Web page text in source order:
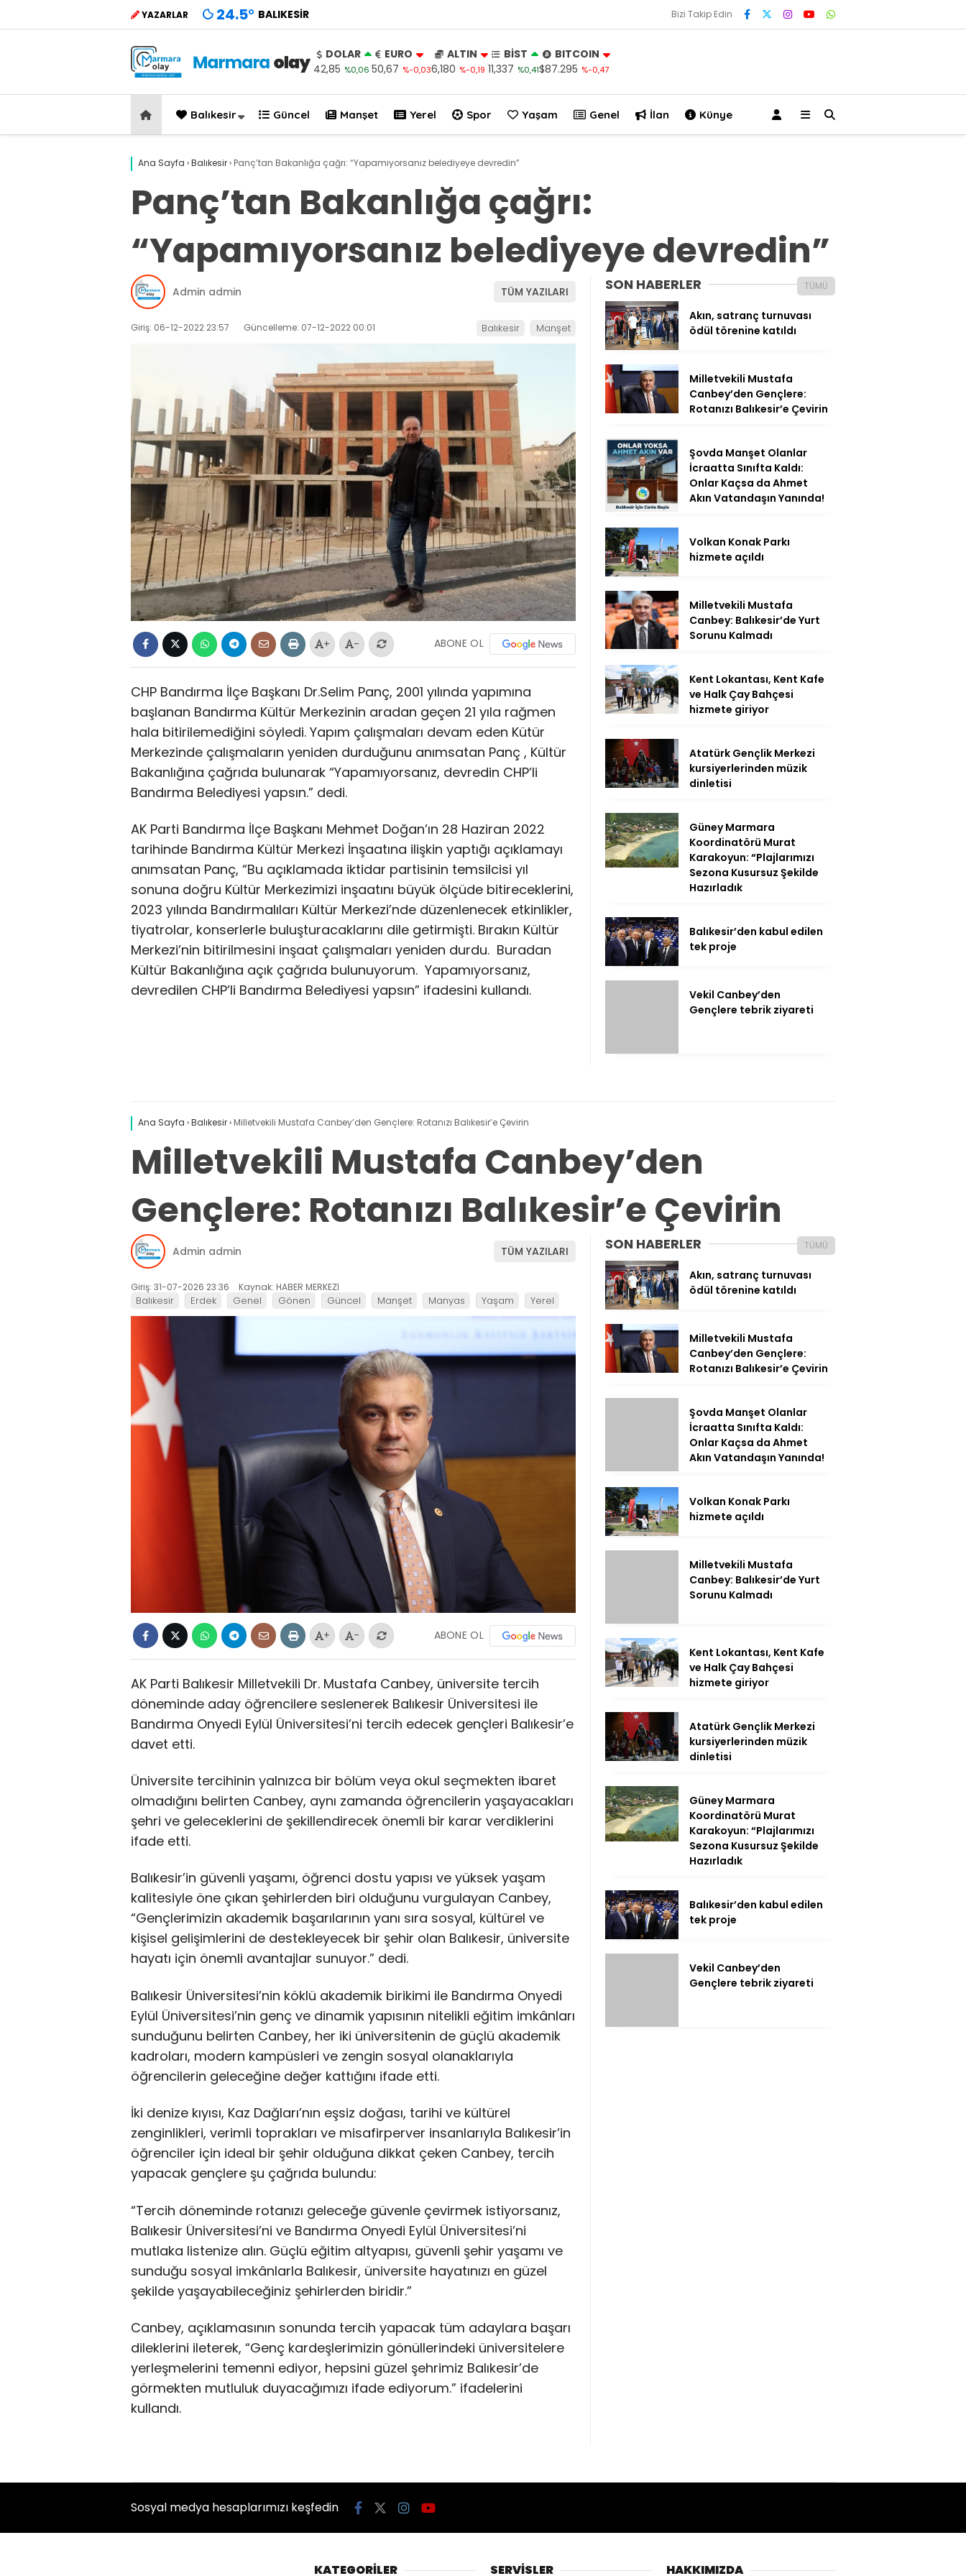
YAZARLAR 24.5° BALIKESIR Bizi Takip Edin
DOLAR
42,85 %0,06
EURO
50,67 %-0,03
ALTIN
6,180 %-0,19
BİST
11,337 %0,41
BITCOIN
$87.295 %-0,47
Balıkesir Güncel Manşet Yerel Spor Yaşam Genel İlan Künye
Ana Sayfa ›Balıkesir› Panç’tan Bakanlığa çağrı: “Yapamıyorsanız belediyeye devredin”
Panç’tan Bakanlığa çağrı:
“Yapamıyorsanız belediyeye devredin”
Admin admin TÜM YAZILARI
Giriş: 06-12-2022 23:57 Güncelleme: 07-12-2022 00:01 Balıkesir Manşet
+ - ABONE OL
CHP Bandırma İlçe Başkanı Dr.Selim Panç, 2001 yılında yapımına
başlanan Bandırma Kültür Merkezinin aradan geçen 21 yıla rağmen
hala bitirilemediğini söyledi. Yapım çalışmaları devam eden Kütür
Merkezinde çalışmaların yeniden durduğunu anımsatan Panç , Kültür
Bakanlığına çağrıda bulunarak “Yapamıyorsanız, devredin CHP’li
Bandırma Belediyesi yapsın.” dedi.
AK Parti Bandırma İlçe Başkanı Mehmet Doğan’ın 28 Haziran 2022
tarihinde Bandırma Kültür Merkezi İnşaatına ilişkin yaptığı açıklamayı
anımsatan Panç, “Bu açıklamada iktidar partisinin temsilcisi yıl
sonuna doğru Kültür Merkezimizi inşaatını büyük ölçüde bitireceklerini,
2023 yılında Bandırmalıları Kültür Merkezi’nde düzenlenecek etkinlikler,
tiyatrolar, konserlerle buluşturacaklarını dile getirmişti. Bırakın Kültür
Merkezi’nin bitirilmesini inşaat çalışmaları yeniden durdu. Buradan
Kültür Bakanlığına açık çağrıda bulunuyorum. Yapamıyorsanız,
devredilen CHP’li Bandırma Belediyesi yapsın” ifadesini kullandı.
SON HABERLER TÜMÜ
Akın, satranç turnuvası
ödül törenine katıldı
Milletvekili Mustafa
Canbey’den Gençlere:
Rotanızı Balıkesir’e Çevirin
Şovda Manşet Olanlar
İcraatta Sınıfta Kaldı:
Onlar Kaçsa da Ahmet
Akın Vatandaşın Yanında!
Volkan Konak Parkı
hizmete açıldı
Milletvekili Mustafa
Canbey: Balıkesir’de Yurt
Sorunu Kalmadı
Kent Lokantası, Kent Kafe
ve Halk Çay Bahçesi
hizmete giriyor
Atatürk Gençlik Merkezi
kursiyerlerinden müzik
dinletisi
Güney Marmara
Koordinatörü Murat
Karakoyun: “Plajlarımızı
Sezona Kusursuz Şekilde
Hazırladık
Balıkesir’den kabul edilen
tek proje
Vekil Canbey’den
Gençlere tebrik ziyareti
Ana Sayfa ›Balıkesir› Milletvekili Mustafa Canbey’den Gençlere: Rotanızı Balıkesir’e Çevirin
Milletvekili Mustafa Canbey’den
Gençlere: Rotanızı Balıkesir’e Çevirin
Admin admin TÜM YAZILARI
Giriş: 31-07-2026 23:36 Kaynak: HABER MERKEZİ
Balıkesir Erdek Genel Gönen Güncel Manşet Manyas Yaşam Yerel
+ - ABONE OL
AK Parti Balıkesir Milletvekili Dr. Mustafa Canbey, üniversite tercih
döneminde aday öğrencilere seslenerek Balıkesir Üniversitesi ile
Bandırma Onyedi Eylül Üniversitesi’ni tercih edecek gençleri Balıkesir’e
davet etti.
Üniversite tercihinin yalnızca bir bölüm veya okul seçmekten ibaret
olmadığını belirten Canbey, aynı zamanda öğrencilerin yaşayacakları
şehri ve geleceklerini de şekillendirecek önemli bir karar verdiklerini
ifade etti.
Balıkesir’in güvenli yaşamı, öğrenci dostu yapısı ve yüksek yaşam
kalitesiyle öne çıkan şehirlerden biri olduğunu vurgulayan Canbey,
“Gençlerimizin akademik başarılarının yanı sıra sosyal, kültürel ve
kişisel gelişimlerini de destekleyecek bir şehir olan Balıkesir, üniversite
hayatı için önemli avantajlar sunuyor.” dedi.
Balıkesir Üniversitesi’nin köklü akademik birikimi ile Bandırma Onyedi
Eylül Üniversitesi’nin genç ve dinamik yapısının nitelikli eğitim imkânları
sunduğunu belirten Canbey, her iki üniversitenin de güçlü akademik
kadroları, modern kampüsleri ve zengin sosyal olanaklarıyla
öğrencilerin geleceğine değer kattığını ifade etti.
İki denize kıyısı, Kaz Dağları’nın eşsiz doğası, tarihi ve kültürel
zenginlikleri, verimli toprakları ve misafirperver insanlarıyla Balıkesir’in
öğrenciler için ideal bir şehir olduğuna dikkat çeken Canbey, tercih
yapacak gençlere şu çağrıda bulundu:
“Tercih döneminde rotanızı geleceğe güvenle çevirmek istiyorsanız,
Balıkesir Üniversitesi’ni ve Bandırma Onyedi Eylül Üniversitesi’ni
mutlaka listenize alın. Güçlü eğitim altyapısı, güvenli şehir yaşamı ve
sunduğu sosyal imkânlarla Balıkesir, üniversite hayatınızı en güzel
şekilde yaşayabileceğiniz şehirlerden biridir.”
Canbey, açıklamasının sonunda tercih yapacak tüm adaylara başarı
dileklerini ileterek, “Genç kardeşlerimizin gönüllerindeki üniversitelere
yerleşmelerini temenni ediyor, hepsini güzel şehrimiz Balıkesir’de
görmekten mutluluk duyacağımızı ifade ediyorum.” ifadelerini
kullandı.
SON HABERLER TÜMÜ
Akın, satranç turnuvası
ödül törenine katıldı
Milletvekili Mustafa
Canbey’den Gençlere:
Rotanızı Balıkesir’e Çevirin
Şovda Manşet Olanlar
İcraatta Sınıfta Kaldı:
Onlar Kaçsa da Ahmet
Akın Vatandaşın Yanında!
Volkan Konak Parkı
hizmete açıldı
Milletvekili Mustafa
Canbey: Balıkesir’de Yurt
Sorunu Kalmadı
ve Halk Çay Bahçesi
hizmete giriyor
kursiyerlerinden müzik
dinletisi
Koordinatörü Murat
Karakoyun: “Plajlarımızı
Sezona Kusursuz Şekilde
Hazırladık
tek proje
Gençlere tebrik ziyareti
Sosyal medya hesaplarımızı keşfedin
KATEGORİLER SERVİSLER HAKKIMIZDA